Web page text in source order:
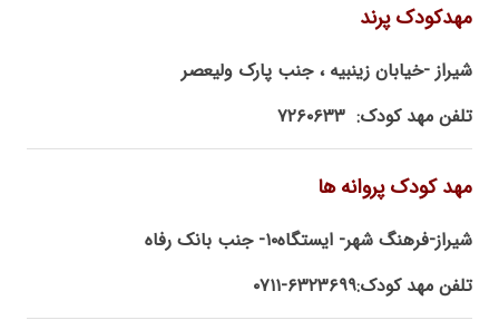
مهدکودک پرند
شیراز -خیابان زینبیه ، جنب پارک ولیعصر
تلفن مهد کودک: ۷۲۶۰۶۳۳
مهد کودک پروانه ها
شیراز-فرهنگ شهر- ایستگاه۱۰- جنب بانک رفاه
تلفن مهد کودک:۶۳۲۳۶۹۹-۰۷۱۱